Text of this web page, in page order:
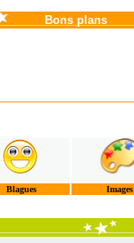
Bons plans
Blagues Images